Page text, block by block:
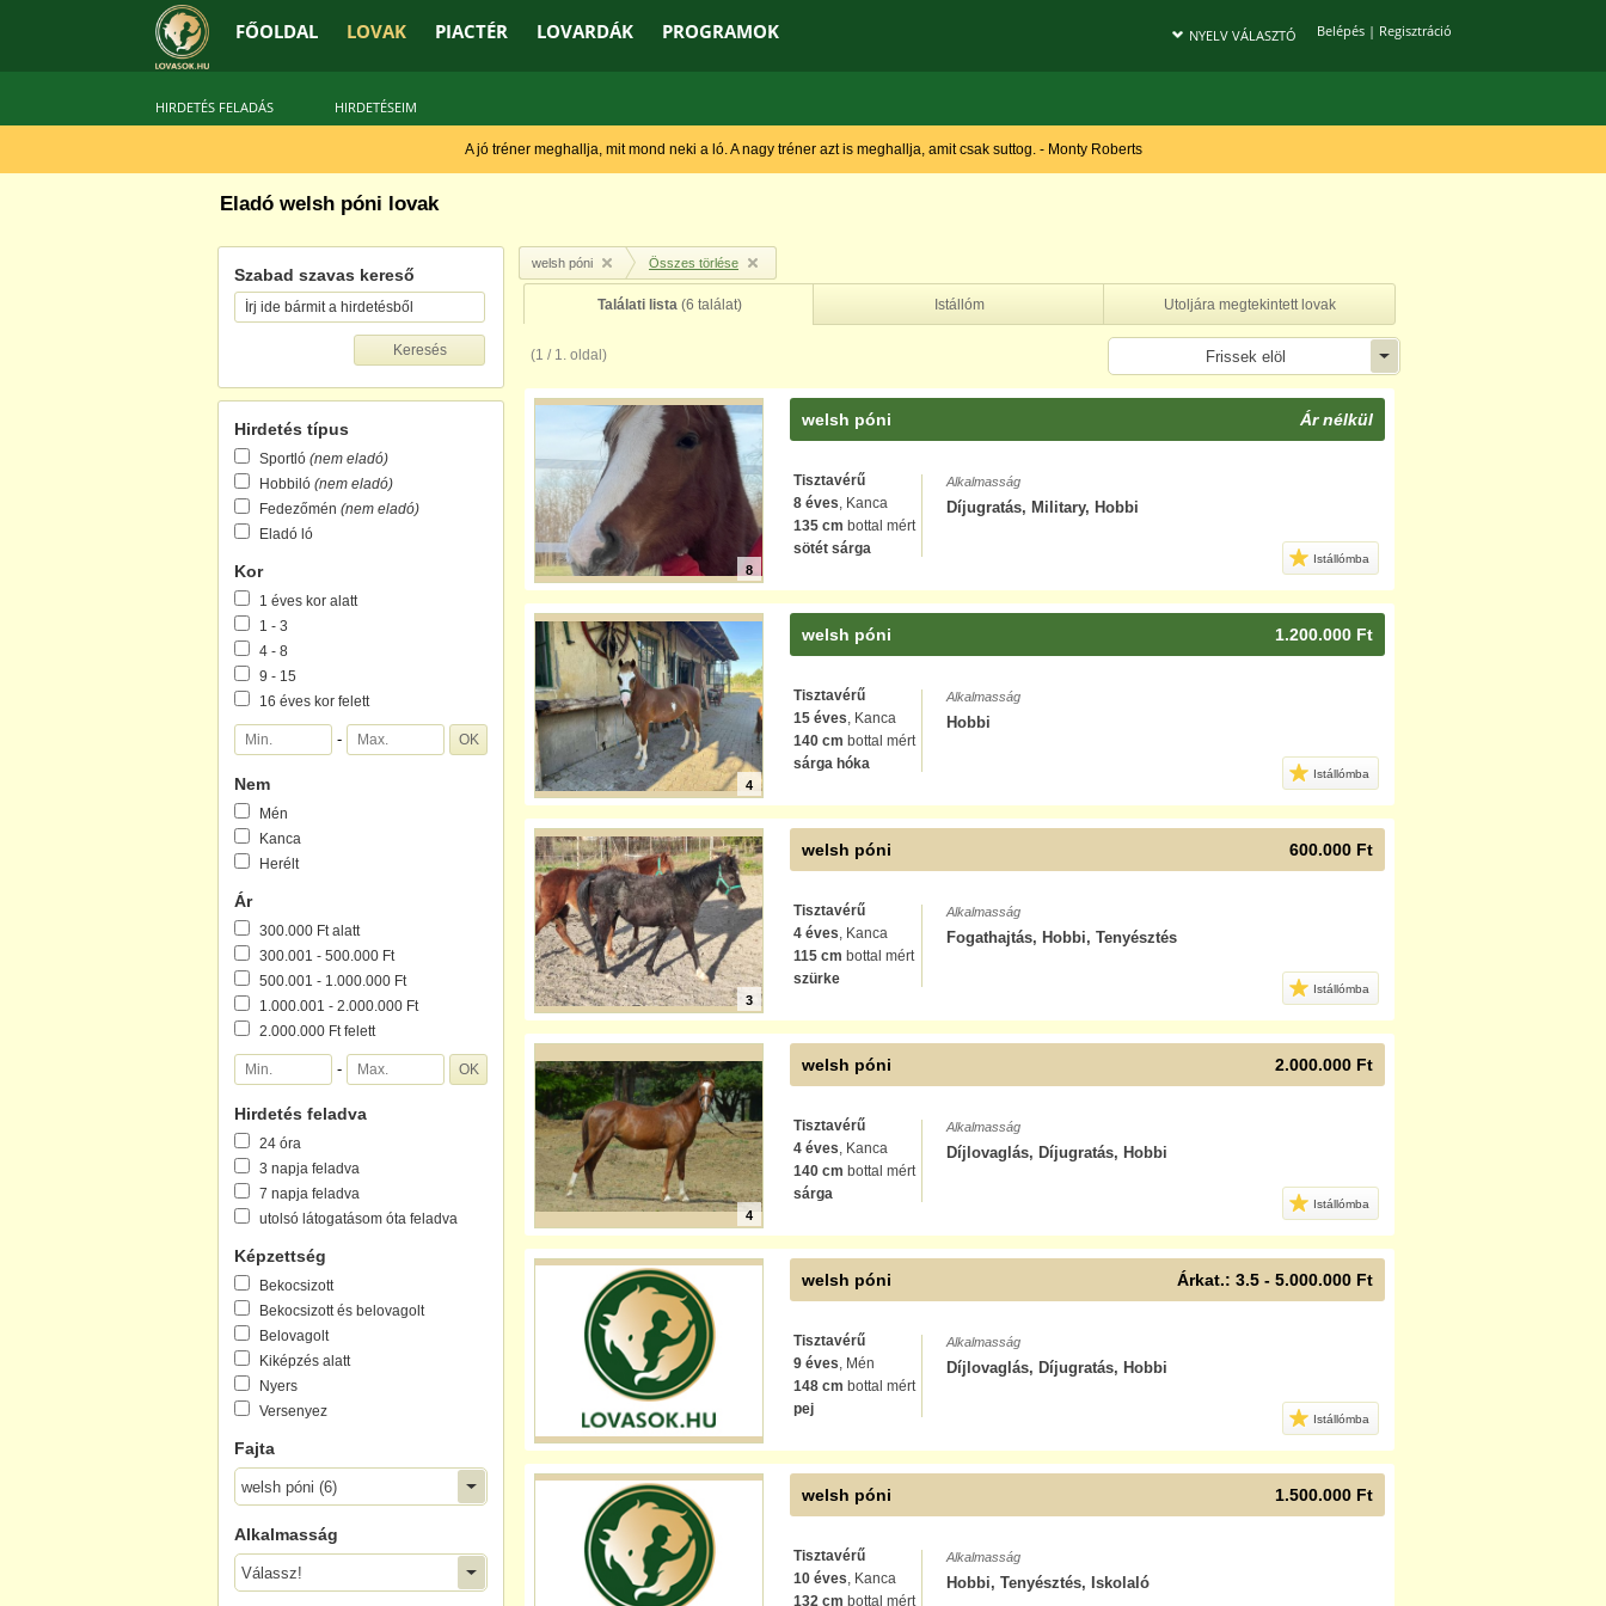
FŐOLDAL LOVAK PIACTÉR LOVARDÁK PROGRAMOK Belépés| Regisztráció
NYELV VÁLASZTÓ
HIRDETÉS FELADÁS HIRDETÉSEIM
A jó tréner meghallja, mit mond neki a ló. A nagy tréner azt is meghallja, amit csak suttog. - Monty Roberts
Eladó welsh póni lovak
Szabad szavas kereső
Hirdetés típus
Sportló (nem eladó)
Hobbiló (nem eladó)
Fedezőmén (nem eladó)
Eladó ló
Kor
1 éves kor alatt
1 - 3
4 - 8
9 - 15
16 éves kor felett
-
Nem
Mén
Kanca
Herélt
Ár
300.000 Ft alatt
300.001 - 500.000 Ft
500.001 - 1.000.000 Ft
1.000.001 - 2.000.000 Ft
2.000.000 Ft felett
-
Hirdetés feladva
24 óra
3 napja feladva
7 napja feladva
utolsó látogatásom óta feladva
Képzettség
Bekocsizott
Bekocsizott és belovagolt
Belovagolt
Kiképzés alatt
Nyers
Versenyez
Fajta
welsh póni (6)
Alkalmasság
Válassz!
welsh póni Összes törlése
Találati lista (6 találat) Istállóm Utoljára megtekintett lovak
(1 / 1. oldal) Frissek elöl
8
welsh póni Ár nélkül
Tisztavérű
8 éves, Kanca
135 cm bottal mért
sötét sárga
Alkalmasság
Díjugratás, Military, Hobbi
Istállómba
4
welsh póni 1.200.000 Ft
Tisztavérű
15 éves, Kanca
140 cm bottal mért
sárga hóka
Alkalmasság
Hobbi
Istállómba
3
welsh póni 600.000 Ft
Tisztavérű
4 éves, Kanca
115 cm bottal mért
szürke
Alkalmasság
Fogathajtás, Hobbi, Tenyésztés
Istállómba
4
welsh póni 2.000.000 Ft
Tisztavérű
4 éves, Kanca
140 cm bottal mért
sárga
Alkalmasság
Díjlovaglás, Díjugratás, Hobbi
Istállómba
welsh póni Árkat.: 3.5 - 5.000.000 Ft
Tisztavérű
9 éves, Mén
148 cm bottal mért
pej
Alkalmasság
Díjlovaglás, Díjugratás, Hobbi
Istállómba
welsh póni 1.500.000 Ft
Tisztavérű
10 éves, Kanca
132 cm bottal mért
Alkalmasság
Hobbi, Tenyésztés, Iskolaló